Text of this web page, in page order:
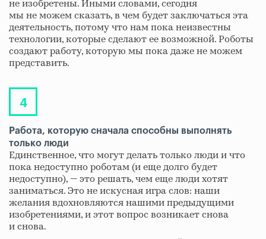
не изобретены. Иными словами, сегодня
мы не можем сказать, в чем будет заключаться эта
деятельность, потому что нам пока неизвестны
технологии, которые сделают ее возможной. Роботы
создают работу, которую мы пока даже не можем
представить.
Работа, которую сначала способны выполнять
только люди
Единственное, что могут делать только люди и что
пока недоступно роботам (и еще долго будет
недоступно), — это решать, чем еще люди хотят
заниматься. Это не искусная игра слов: наши
желания вдохновляются нашими предыдущими
изобретениями, и этот вопрос возникает снова
и снова.